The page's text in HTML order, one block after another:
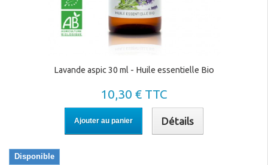
Lavande aspic 30 ml - Huile essentielle Bio
10,30 € TTC
Ajouter au panier Détails
Disponible